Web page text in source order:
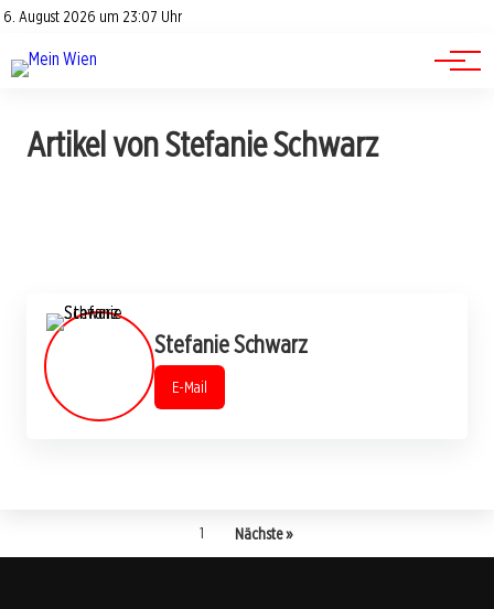
6. August 2026 um 23:07 Uhr
Advertorials
Events
Artikel von Stefanie Schwarz
Stefanie Schwarz
E-Mail
1 Nächste »